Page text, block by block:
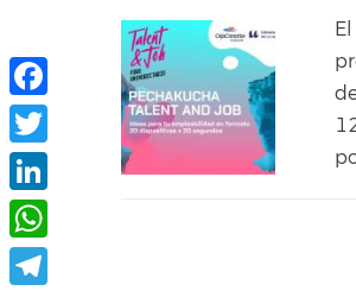
Facebook
Twitter
LinkedIn
WhatsApp